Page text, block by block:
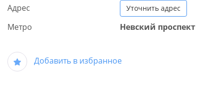
Адрес
Уточнить адрес
Метро Невский проспект
Добавить в избранное